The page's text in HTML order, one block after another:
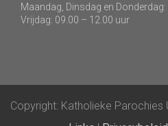
Maandag, Dinsdag en
Vrijdag: 09.00 – 12.00 uur
Copyright: Katholieke Parochies